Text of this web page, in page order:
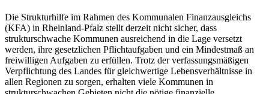
Die Strukturhilfe im Rahmen des Kommunalen Finanzausgleichs
(KFA) in Rheinland-Pfalz stellt derzeit nicht sicher, dass
strukturschwache Kommunen ausreichend in die Lage versetzt
werden, ihre gesetzlichen Pflichtaufgaben und ein Mindestmaß an
freiwilligen Aufgaben zu erfüllen. Trotz der verfassungsmäßigen
Verpflichtung des Landes für gleichwertige Lebensverhältnisse in
allen Regionen zu sorgen, erhalten viele Kommunen in